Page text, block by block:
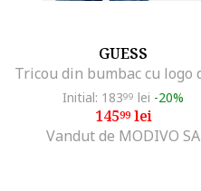
GUESS
Initial: 18399 lei -20%
14599lei
Vandut de MODIVO SA